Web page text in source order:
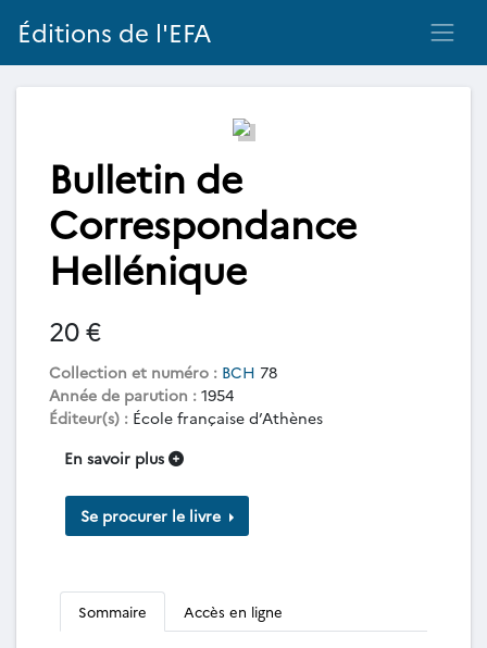
Éditions de l'EFA
Bulletin de
Correspondance
Hellénique
20 €
Collection et numéro : BCH 78
Année de parution : 1954
Éditeur(s) : École française d’Athènes
En savoir plus
Se procurer le livre
Sommaire Accès en ligne